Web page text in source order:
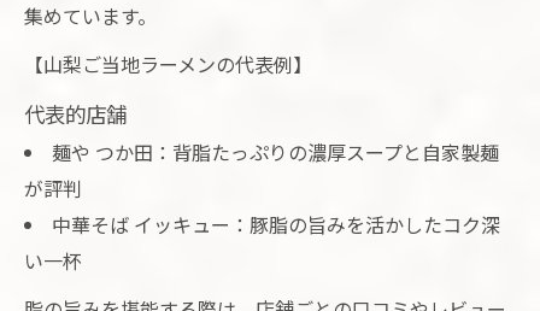
集めています。
【山梨ご当地ラーメンの代表例】
代表的店舗
麺や つか田：背脂たっぷりの濃厚スープと自家製麺
が評判
中華そば イッキュー：豚脂の旨みを活かしたコク深
い一杯